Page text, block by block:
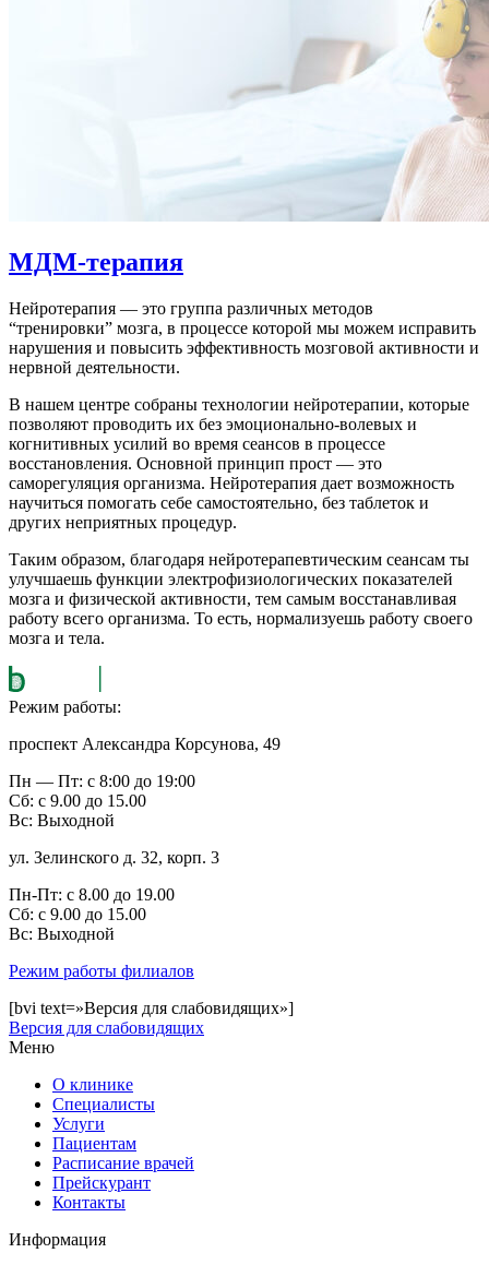
МДМ-терапия
Нейротерапия — это группа различных методов
“тренировки” мозга, в процессе которой мы можем исправить
нарушения и повысить эффективность мозговой активности и
нервной деятельности.
В нашем центре собраны технологии нейротерапии, которые
позволяют проводить их без эмоционально-волевых и
когнитивных усилий во время сеансов в процессе
восстановления. Основной принцип прост — это
саморегуляция организма. Нейротерапия дает возможность
научиться помогать себе самостоятельно, без таблеток и
других неприятных процедур.
Таким образом, благодаря нейротерапевтическим сеансам ты
улучшаешь функции электрофизиологических показателей
мозга и физической активности, тем самым восстанавливая
работу всего организма. То есть, нормализуешь работу своего
мозга и тела.
Режим работы:
проспект Александра Корсунова, 49
Пн — Пт: с 8:00 до 19:00
Сб: с 9.00 до 15.00
Вс: Выходной
ул. Зелинского д. 32, корп. 3
Пн-Пт: с 8.00 до 19.00
Сб: с 9.00 до 15.00
Bc: Выходной
Режим работы филиалов
[bvi text=»Версия для слабовидящих»]
Версия для слабовидящих
Меню
О клинике
Специалисты
Услуги
Пациентам
Расписание врачей
Прейскурант
Контакты
Информация